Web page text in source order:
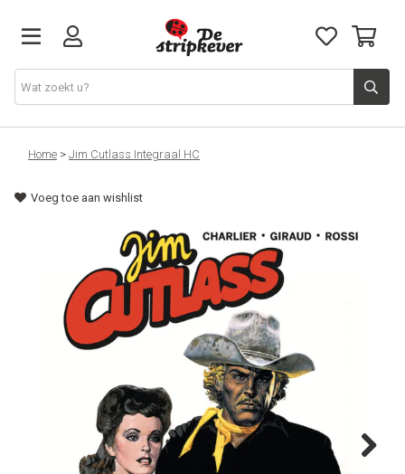
STRIPKEVER
NIEUWE RELEASES
STRIPS
JEUGD
GRAPHIC NOVELS
Home > Jim Cutlass Integraal HC
Voeg toe aan wishlist